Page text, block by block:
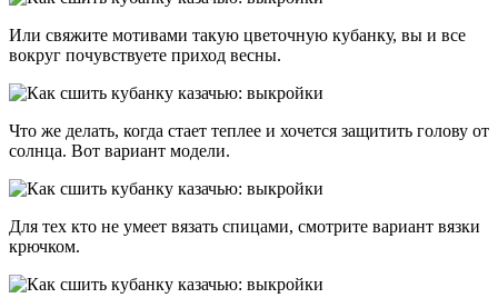
Или свяжите мотивами такую цветочную кубанку, вы и все
вокруг почувствуете приход весны.
Что же делать, когда стает теплее и хочется защитить голову от
солнца. Вот вариант модели.
Для тех кто не умеет вязать спицами, смотрите вариант вязки
крючком.